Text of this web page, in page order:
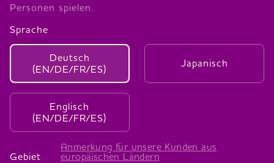
Personen spielen.
Sprache
Deutsch
(EN/DE/FR/ES)
Japanisch
Englisch
(EN/DE/FR/ES)
Gebiet
Anmerkung für unsere Kunden aus
europäischen Ländern